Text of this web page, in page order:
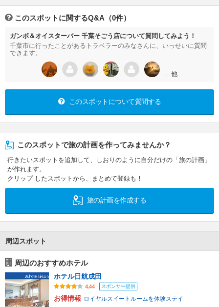
このスポットに関するQ&A（0件）
ガンボ＆オイスターバー 千葉そごう店について質問してみよう！
千葉市に行ったことがあるトラベラーのみなさんに、いっせいに質問
できます。
…他
このスポットについて質問する
このスポットで旅の計画を作ってみませんか？
行きたいスポットを追加して、しおりのように自分だけの「旅の計画」
が作れます。
クリップ したスポットから、まとめて登録も！
旅の計画を作成する
周辺スポット
周辺のおすすめホテル
ホテル日航成田
4.44 スポンサー提供
お得情報 ロイヤルスイートルームを体験ステイ